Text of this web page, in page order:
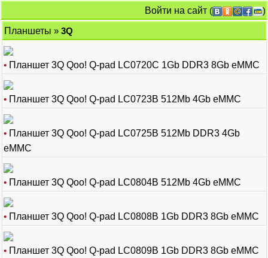
Войти на сайт (
)
Планшеты » 3Q
• Планшет 3Q Qoo! Q-pad LC0720C 1Gb DDR3 8Gb eMMC
• Планшет 3Q Qoo! Q-pad LC0723B 512Mb 4Gb eMMC
• Планшет 3Q Qoo! Q-pad LC0725B 512Mb DDR3 4Gb
eMMC
• Планшет 3Q Qoo! Q-pad LC0804B 512Mb 4Gb eMMC
• Планшет 3Q Qoo! Q-pad LC0808B 1Gb DDR3 8Gb eMMC
• Планшет 3Q Qoo! Q-pad LC0809B 1Gb DDR3 8Gb eMMC